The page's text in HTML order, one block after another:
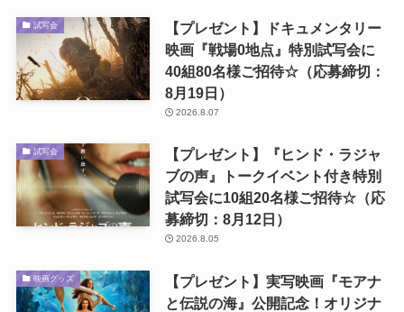
試写会
【プレゼント】ドキュメンタリー
映画『戦場0地点』特別試写会に
40組80名様ご招待☆（応募締切：
8月19日）
2026.8.07
試写会
【プレゼント】『ヒンド・ラジャ
ブの声』トークイベント付き特別
試写会に10組20名様ご招待☆（応
募締切：8月12日）
2026.8.05
映画グッズ
【プレゼント】実写映画『モアナ
と伝説の海』公開記念！オリジナ